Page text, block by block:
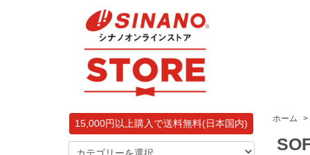
ホーム >
15,000円以上購入で送料無料(日本国内)